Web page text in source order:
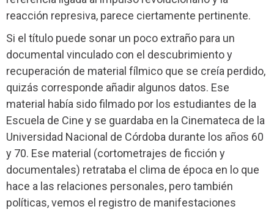
reacción represiva, parece ciertamente pertinente.
Si el título puede sonar un poco extraño para un
documental vinculado con el descubrimiento y
recuperación de material fílmico que se creía perdido,
quizás corresponde añadir algunos datos. Ese
material había sido filmado por los estudiantes de la
Escuela de Cine y se guardaba en la Cinemateca de la
Universidad Nacional de Córdoba durante los años 60
y 70. Ese material (cortometrajes de ficción y
documentales) retrataba el clima de época en lo que
hace a las relaciones personales, pero también
políticas, vemos el registro de manifestaciones